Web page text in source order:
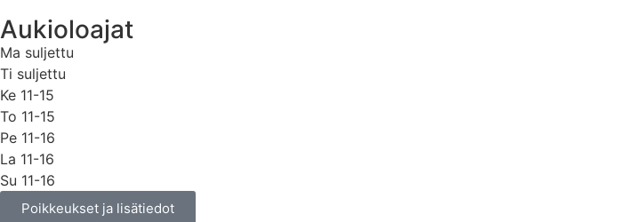
Aukioloajat
Ma suljettu
Ti suljettu
Ke 11-15
To 11-15
Pe 11-16
La 11-16
Su 11-16
Poikkeukset ja lisätiedot